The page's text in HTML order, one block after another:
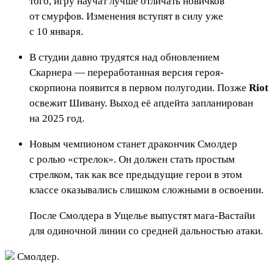
от смурфов. Изменения вступят в силу уже
c 10 января.
В студии давно трудятся над обновлением
Скарнера — переработанная версия героя-
скорпиона появится в первом полугодии. Позже Riot
освежит Шивану. Выход её апдейта запланирован
на 2025 год.
Новым чемпионом станет дракончик Смолдер
с ролью «стрелок». Он должен стать простым
стрелком, так как все предыдущие герои в этом
классе оказывались слишком сложными в освоении.
После Смолдера в Ущелье выпустят мага-Вастайи
для одиночной линии со средней дальностью атаки.
Смолдер.